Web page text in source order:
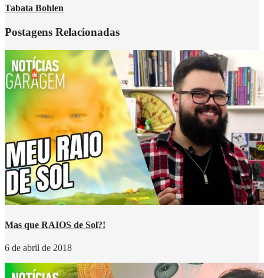
Tabata Bohlen
Postagens Relacionadas
Mas que RAIOS de Sol?!
6 de abril de 2018